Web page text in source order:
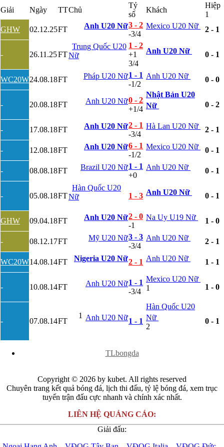
Croatia
Estonia
Georgia
Gibralta
Hungary
Hy Lạp
Iceland
Ireland
Israel
Kazakhstan
Kosovo
Latvia
Liechtenstein
Lithuania
Malta
Moldova
Montenegro
Na Uy
Phần Lan
Rumany
Serbia
Slovakia
Slovenia
Séc
Thổ Nhĩ Kỳ
Thụy Sỹ
Ukraina
Wales
Đảo Faroe
Trung Quốc
Bahrain
Campuchia
Hồng Kông
Indonesia
Iran
Jordan
Giải Ngày TTChủ
Tỷ
số
Khách
Hiệp
1
GHW
02.12.25FT Anh U20 Nữ3 - 2
-3/4
Mexico U20 Nữ 2 - 1
- 26.11.25FT
Trung Quốc U20
Nữ
1 - 2
+1
3/4
Anh U20 Nữ 0 - 1
WC20W24.08.18FT Pháp U20 Nữ1 - 1
-1/2
Anh U20 Nữ 0 - 0
- 20.08.18FT Anh U20 Nữ0 - 2
+1/4
Nhật Bản U20
Nữ
0 - 2
- 17.08.18FT Anh U20 Nữ2 - 1
-3/4
Hà Lan U20 Nữ 2 - 1
- 12.08.18FT Anh U20 Nữ6 - 1
-1/2
Mexico U20 Nữ 0 - 1
- 08.08.18FT Brazil U20 Nữ1 - 1
+0
Anh U20 Nữ 0 - 1
- 05.08.18FT
Hàn Quốc U20
Nữ
1 - 3 Anh U20 Nữ 0 - 1
GHW 09.04.18FT Anh U20 Nữ2 - 0
-1
Na Uy U19 Nữ 1 - 0
- 08.12.17FT Mỹ U20 Nữ3 - 3
-3/4
Anh U20 Nữ 2 - 1
WC20W14.08.14FT Nigeria U20 Nữ2 - 1 Anh U20 Nữ 1 - 1
- 10.08.14FT Anh U20 Nữ1 - 1
-3/4
Mexico U20 Nữ
1
1 - 0
- 07.08.14FT Anh U20 Nữ
1
1 - 1
Hàn Quốc U20
Nữ
2
0 - 1
TLbongda
Copyright © 2026 by kubet. All rights reserved
Chuyên trang kết quả bóng đá, lịch thi đấu, tỷ lệ bóng đá, xem trục
tuyến trận đấu cực nhanh và chính xác nhất.
LIÊN HỆ QUẢNG CÁO:
Giải đấu: